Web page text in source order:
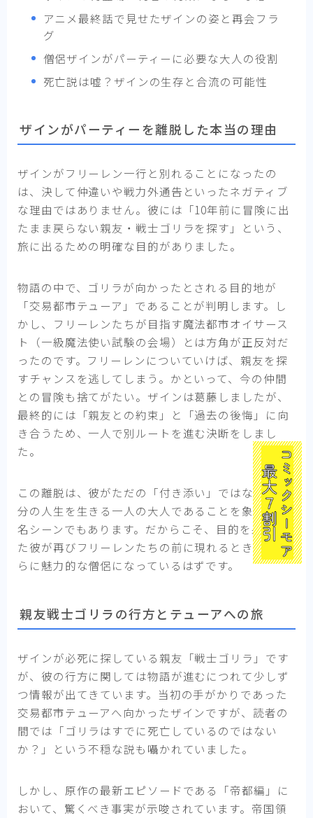
アニメ最終話で見せたザインの姿と再会フラ
グ
僧侶ザインがパーティーに必要な大人の役割
死亡説は嘘？ザインの生存と合流の可能性
ザインがパーティーを離脱した本当の理由
ザインがフリーレン一行と別れることになったの
は、決して仲違いや戦力外通告といったネガティブ
な理由ではありません。彼には「10年前に冒険に出
たまま戻らない親友・戦士ゴリラを探す」という、
旅に出るための明確な目的がありました。
物語の中で、ゴリラが向かったとされる目的地が
「交易都市テューア」であることが判明します。し
かし、フリーレンたちが目指す魔法都市オイサース
ト（一級魔法使い試験の会場）とは方角が正反対だ
ったのです。フリーレンについていけば、親友を探
すチャンスを逃してしまう。かといって、今の仲間
との冒険も捨てがたい。ザインは葛藤しましたが、
最終的には「親友との約束」と「過去の後悔」に向
き合うため、一人で別ルートを進む決断をしまし
た。
この離脱は、彼がただの「付き添い」ではなく、自
分の人生を生きる一人の大人であることを象徴する
名シーンでもあります。だからこそ、目的を果たし
た彼が再びフリーレンたちの前に現れるときは、さ
らに魅力的な僧侶になっているはずです。
親友戦士ゴリラの行方とテューアへの旅
ザインが必死に探している親友「戦士ゴリラ」です
が、彼の行方に関しては物語が進むにつれて少しず
つ情報が出てきています。当初の手がかりであった
交易都市テューアへ向かったザインですが、読者の
間では「ゴリラはすでに死亡しているのではない
か？」という不穏な説も囁かれていました。
しかし、原作の最新エピソードである「帝都編」に
おいて、驚くべき事実が示唆されています。帝国領